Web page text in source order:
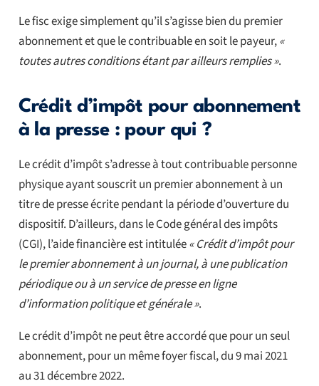
Le fisc exige simplement qu’il s’agisse bien du premier
abonnement et que le contribuable en soit le payeur,«
toutes autres conditions étant par ailleurs remplies ».
Crédit d’impôt pour abonnement
à la presse : pour qui ?
Le crédit d’impôt s’adresse à tout contribuable personne
physique ayant souscrit un premier abonnement à un
titre de presse écrite pendant la période d’ouverture du
dispositif. D’ailleurs, dans le Code général des impôts
(CGI), l’aide financière est intitulée« Crédit d’impôt pour
le premier abonnement à un journal, à une publication
périodique ou à un service de presse en ligne
d’information politique et générale ».
Le crédit d’impôt ne peut être accordé que pour un seul
abonnement, pour un même foyer fiscal, du 9 mai 2021
au 31 décembre 2022.